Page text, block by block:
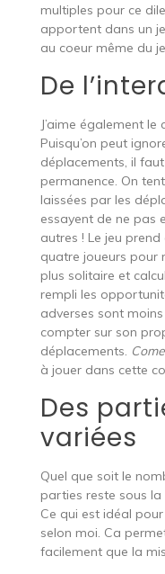
multiples pour ce
apportent dans un
au coeur même du
De
J’aime également
Puisqu’on peut
déplacements, il
permanence. On
laissées par les
essayent de ne pas
autres ! Le jeu
quatre joueurs pour
plus solitaire et
rempli les
adverses sont
compter sur son
déplacements.
à jouer dans cette
Des
variées
Quel que soit le
parties reste sous la
Ce qui est idéal
selon moi. Ca
facilement que la